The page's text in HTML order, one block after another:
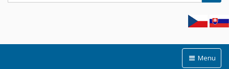
Menu